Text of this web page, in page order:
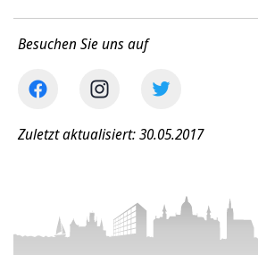
Besuchen Sie uns auf
Zuletzt aktualisiert: 30.05.2017